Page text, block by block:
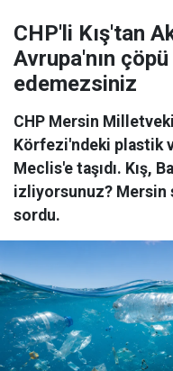
CHP'li Kış'tan
Avrupa'nın
edemezsiniz
CHP Mersin
Körfezi'ndeki plastik
Meclis'e taşıdı. Kış,
izliyorsunuz? Mersin
sordu.